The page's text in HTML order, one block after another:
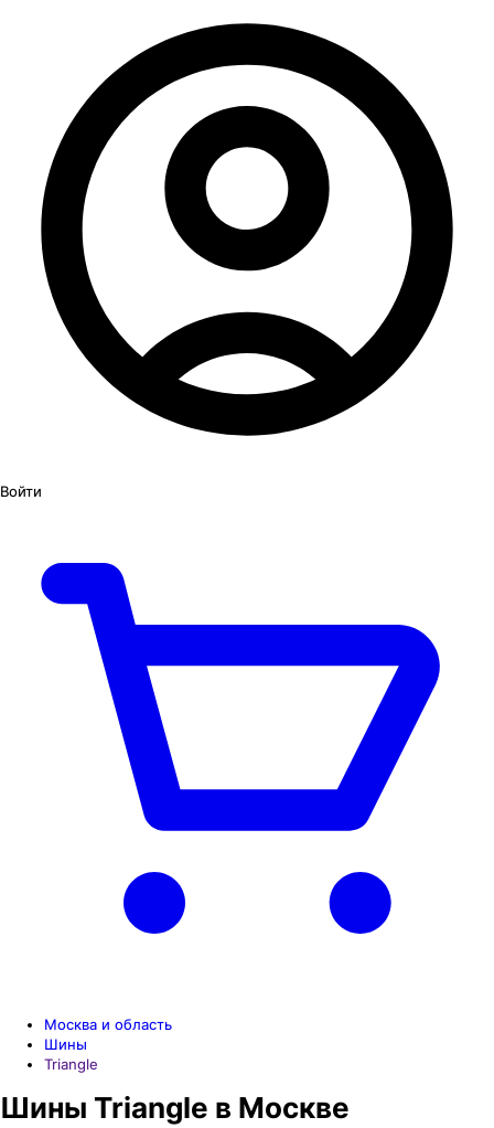
Войти
Москва и область
Шины
Triangle
Шины Triangle в Москве